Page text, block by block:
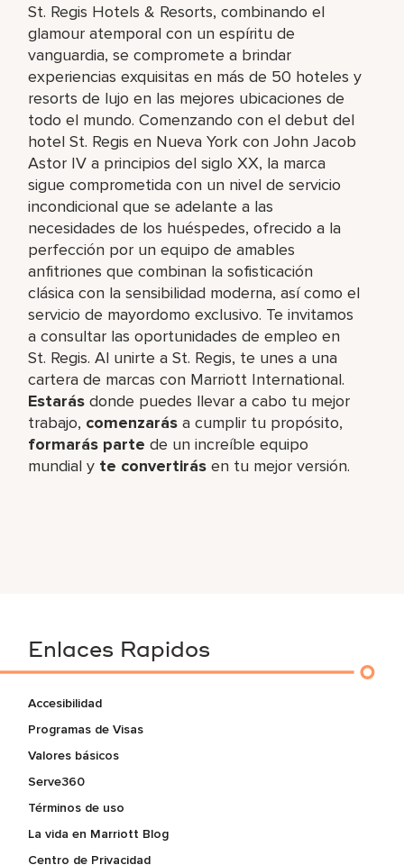
St. Regis Hotels & Resorts, combinando el
glamour atemporal con un espíritu de
vanguardia, se compromete a brindar
experiencias exquisitas en más de 50 hoteles y
resorts de lujo en las mejores ubicaciones de
todo el mundo. Comenzando con el debut del
hotel St. Regis en Nueva York con John Jacob
Astor IV a principios del siglo XX, la marca
sigue comprometida con un nivel de servicio
incondicional que se adelante a las
necesidades de los huéspedes, ofrecido a la
perfección por un equipo de amables
anfitriones que combinan la sofisticación
clásica con la sensibilidad moderna, así como el
servicio de mayordomo exclusivo. Te invitamos
a consultar las oportunidades de empleo en
St. Regis. Al unirte a St. Regis, te unes a una
cartera de marcas con Marriott International.
Estarás donde puedes llevar a cabo tu mejor
trabajo,​ comenzarás a cumplir tu propósito,
formarás parte de un increíble​ equipo
mundial y te convertirás en tu mejor versión.
Enlaces Rapidos
Accesibilidad
Programas de Visas
Valores básicos
Serve360
Términos de uso
La vida en Marriott Blog
Centro de Privacidad